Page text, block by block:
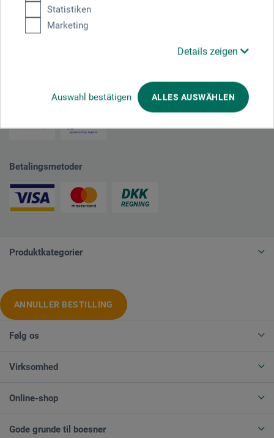
Statistiken
Marketing
Details zeigen
Auswahl bestätigen ALLES AUSWÄHLEN
Absolut sikker
Betalingsmetoder
Produktkategorier
ANNULLER BESTILLING
Følg os
Virksomhed
Online-shop
Gode grunde til boesner